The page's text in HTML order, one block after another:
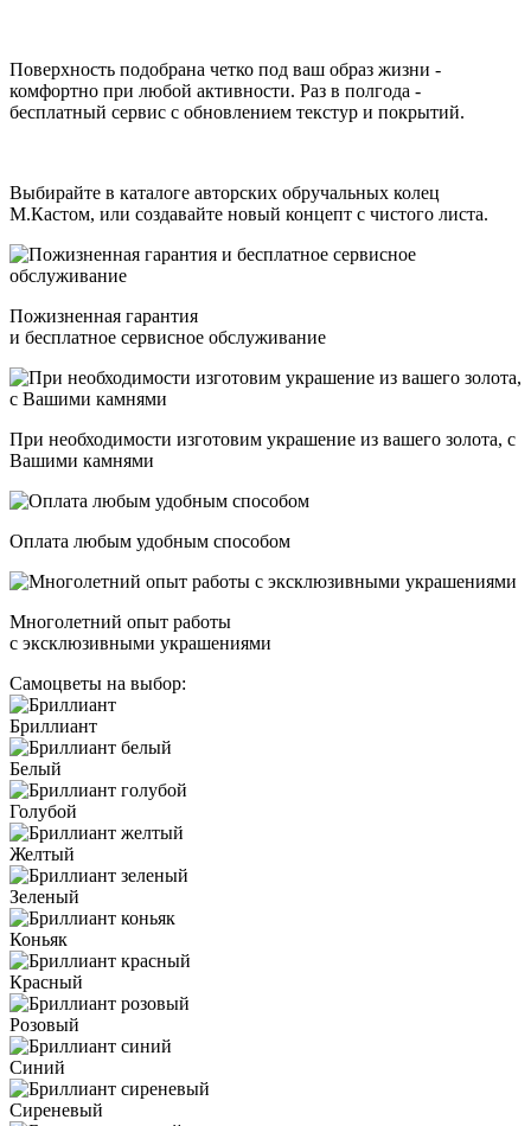
Поверхность подобрана четко под ваш образ жизни -
комфортно при любой активности. Раз в полгода -
бесплатный сервис с обновлением текстур и покрытий.
Выбирайте в каталоге авторских обручальных колец
М.Кастом, или создавайте новый концепт с чистого листа.
Пожизненная гарантия
и бесплатное сервисное обслуживание
При необходимости изготовим украшение из вашего золота, с
Вашими камнями
Оплата любым удобным способом
Многолетний опыт работы
с эксклюзивными украшениями
Самоцветы на выбор:
Бриллиант
Белый
Голубой
Желтый
Зеленый
Коньяк
Красный
Розовый
Синий
Сиреневый